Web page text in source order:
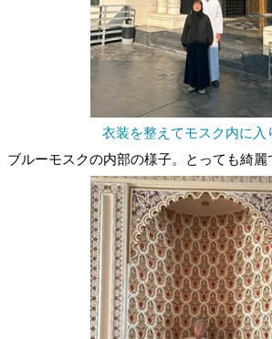
衣装を整えてモスク内に入
ブルーモスクの内部の様子。とっても綺麗